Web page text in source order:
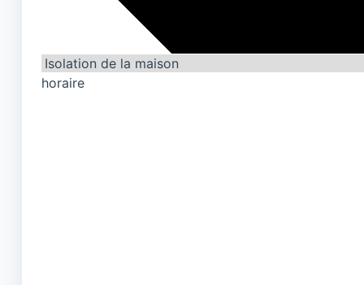
horaire